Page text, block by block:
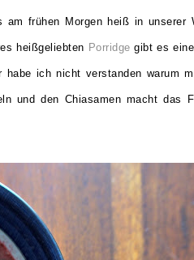
frühen Morgen heiß in unserer
heißgeliebten Porridge gibt es
ich nicht verstanden warum
und den Chiasamen macht das